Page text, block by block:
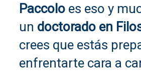
Paccolo es eso y
un doctorado en
crees que estás
enfrentarte cara a